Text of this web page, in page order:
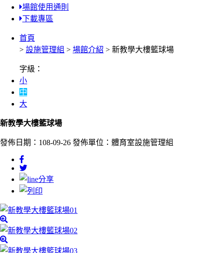
場館使用通則
下載專區
首頁
> 設施管理組 > 場館介紹 > 新教學大樓籃球場
字級：
小
中
大
新教學大樓籃球場
發佈日期：108-09-26 發佈單位：體育室設施管理組